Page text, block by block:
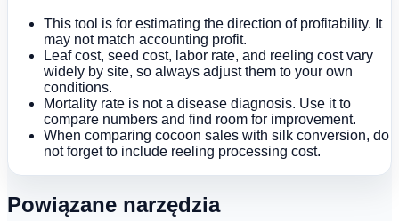
This tool is for estimating the direction of profitability. It
may not match accounting profit.
Leaf cost, seed cost, labor rate, and reeling cost vary
widely by site, so always adjust them to your own
conditions.
Mortality rate is not a disease diagnosis. Use it to
compare numbers and find room for improvement.
When comparing cocoon sales with silk conversion, do
not forget to include reeling processing cost.
Powiązane narzędzia